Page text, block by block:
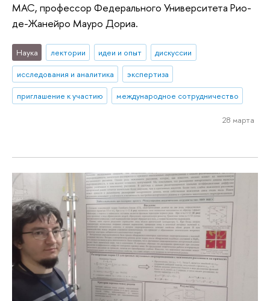
МАС, профессор Федерального Университета Рио-
де-Жанейро Мауро Дориа.
Наука лектории идеи и опыт
дискуссии
исследования и аналитика
экспертиза
приглашение к участию
международное сотрудничество
28 марта